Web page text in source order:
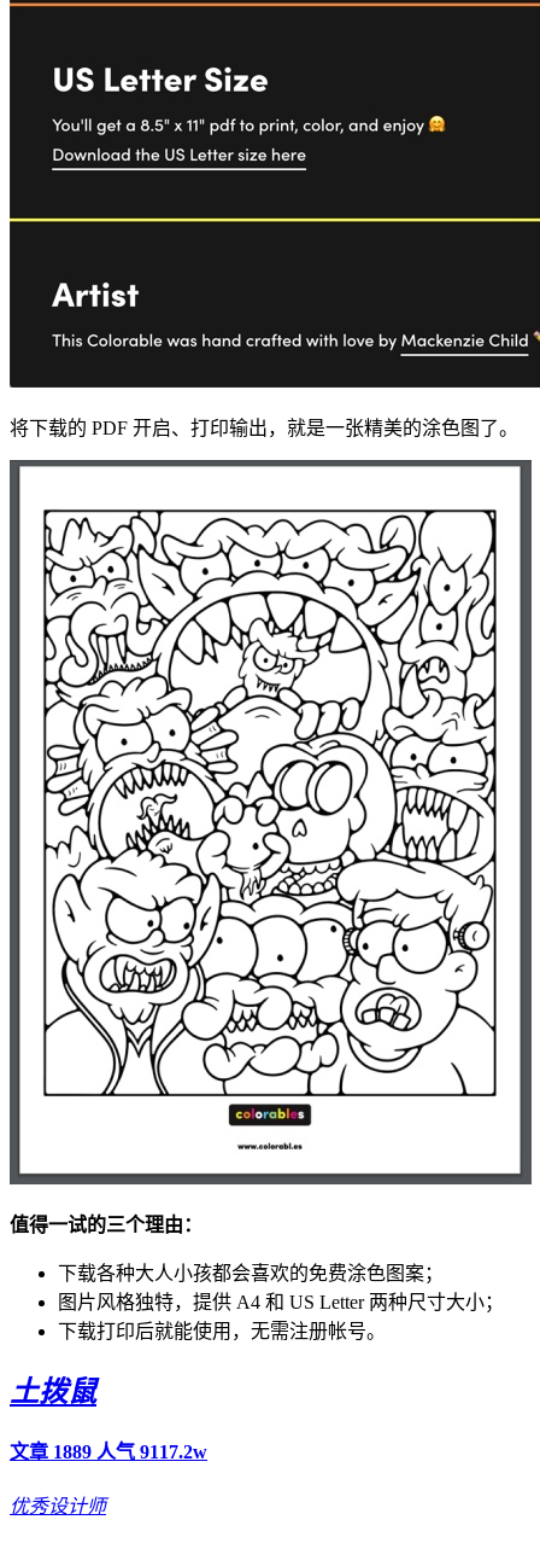
将下载的 PDF 开启、打印输出，就是一张精美的涂色图了。
值得一试的三个理由：
下载各种大人小孩都会喜欢的免费涂色图案；
图片风格独特，提供 A4 和 US Letter 两种尺寸大小；
下载打印后就能使用，无需注册帐号。
土拨鼠
文章 1889 人气 9117.2w
优秀设计师